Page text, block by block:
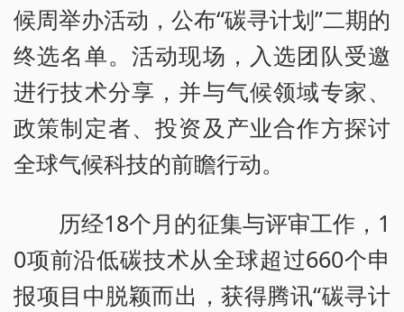
候周举办活动，公布“碳寻计划”二期的
终选名单。活动现场，入选团队受邀
进行技术分享，并与气候领域专家、
政策制定者、投资及产业合作方探讨
全球气候科技的前瞻行动。
历经18个月的征集与评审工作，1
0项前沿低碳技术从全球超过660个申
报项目中脱颖而出，获得腾讯“碳寻计